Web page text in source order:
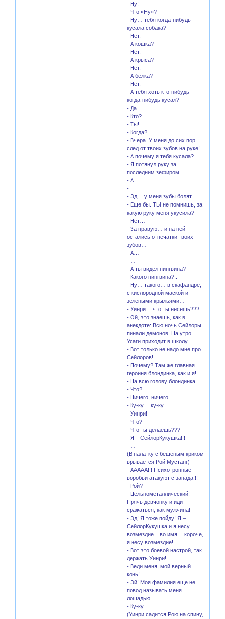
- Ну!
- Что «Ну»?
- Ну… тебя когда-нибудь
кусала собака?
- Нет.
- А кошка?
- Нет.
- А крыса?
- Нет.
- А белка?
- Нет.
- А тебя хоть кто-нибудь
когда-нибудь кусал?
- Да.
- Кто?
- Ты!
- Когда?
- Вчера. У меня до сих пор
след от твоих зубов на руке!
- А почему я тебя кусала?
- Я потянул руку за
последним зефиром…
- А…
- …
- Эд… у меня зубы болят
- Еще бы. ТЫ не помнишь, за
какую руку меня укусила?
- Нет…
- За правую… и на ней
остались отпечатки твоих
зубов…
- А…
- …
- А ты видел пингвина?
- Какого пингвина?..
- Ну… такого… в скафандре,
с кислородной маской и
зелеными крыльями…
- Уинри… что ты несешь???
- Ой, это знаешь, как в
анекдоте: Всю ночь Сейлоры
пинали демонов. На утро
Усаги приходит в школу…
- Вот только не надо мне про
Сейлоров!
- Почему? Там же главная
героиня блондинка, как и я!
- На всю голову блондинка…
- Что?
- Ничего, ничего…
- Ку-ку… ку-ку…
- Уинри!
- Что?
- Что ты делаешь???
- Я – СейлорКукушка!!!
- …
(В палатку с бешеным криком
врывается Рой Мустанг)
- ААААА!!! Психотропные
воробьи атакуют с запада!!!
- Рой?
- Цельнометаллический!
Прячь девчонку и иди
сражаться, как мужчина!
- Эд! Я тоже пойду! Я –
СейлорКукушка и я несу
возмездие... во имя… короче,
я несу возмездие!
- Вот это боевой настрой, так
держать Уинри!
- Веди меня, мой верный
конь!
- Эй! Моя фамилия еще не
повод называть меня
лошадью…
- Ку-ку…
(Уинри садится Рою на спину,